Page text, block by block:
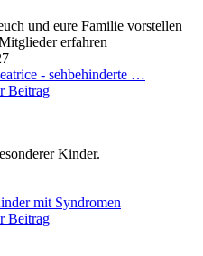
und eure Familie vorstellen
erfahren
- sehbehinderte …
Beitrag
Kinder.
mit Syndromen
Beitrag